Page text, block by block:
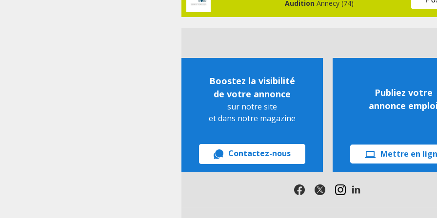
Audition Annecy (74)
Boostez la visibilité
de votre annonce
sur notre site
et dans notre magazine
Contactez-nous
Publiez votre
annonce
Mettre en